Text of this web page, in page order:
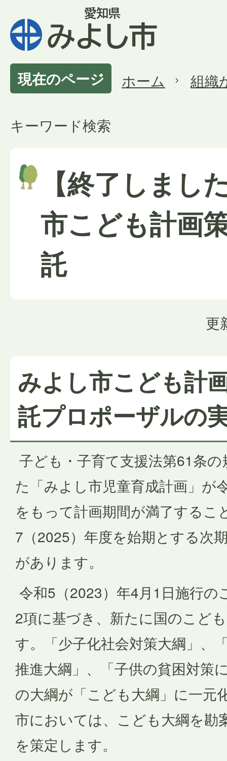
現在のページ ホーム 組織
キーワード検索
【終了しまし
市こども計画
託
更
みよし市こども計
託プロポーザルの
子ども・子育て支援法第61条
た「みよし市児童育成計画」が
をもって計画期間が満了するこ
7（2025）年度を始期とする次
があります。
令和5（2023）年4月1日施行の
2項に基づき、新たに国のこど
す。「少子化社会対策大綱」、
推進大綱」、「子供の貧困対策
の大綱が「こども大綱」に一元
市においては、こども大綱を勘
を策定します。